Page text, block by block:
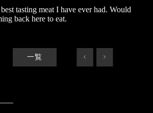
tasting meat I have ever had. Would
back here to eat.
一覧 < >